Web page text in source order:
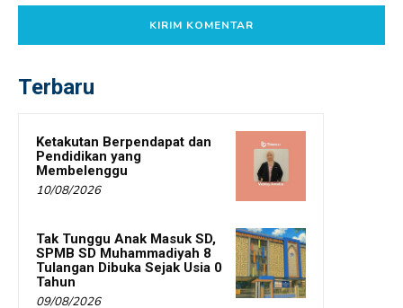
Terbaru
Ketakutan Berpendapat dan
Pendidikan yang
Membelenggu
10/08/2026
Tak Tunggu Anak Masuk SD,
SPMB SD Muhammadiyah 8
Tulangan Dibuka Sejak Usia 0
Tahun
09/08/2026